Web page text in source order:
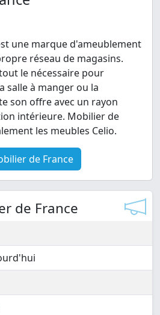
une marque d'ameublement
réseau de magasins.
le nécessaire pour
salle à manger ou la
son offre avec un rayon
intérieure. Mobilier de
les meubles Celio.
de France
de France